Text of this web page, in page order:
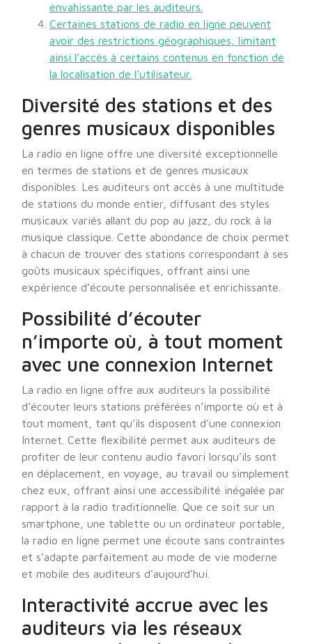
envahissante par les auditeurs.
Certaines stations de radio en ligne peuvent
avoir des restrictions géographiques, limitant
ainsi l’accès à certains contenus en fonction de
la localisation de l’utilisateur.
Diversité des stations et des
genres musicaux disponibles
La radio en ligne offre une diversité exceptionnelle
en termes de stations et de genres musicaux
disponibles. Les auditeurs ont accès à une multitude
de stations du monde entier, diffusant des styles
musicaux variés allant du pop au jazz, du rock à la
musique classique. Cette abondance de choix permet
à chacun de trouver des stations correspondant à ses
goûts musicaux spécifiques, offrant ainsi une
expérience d’écoute personnalisée et enrichissante.
Possibilité d’écouter
n’importe où, à tout moment
avec une connexion Internet
La radio en ligne offre aux auditeurs la possibilité
d’écouter leurs stations préférées n’importe où et à
tout moment, tant qu’ils disposent d’une connexion
Internet. Cette flexibilité permet aux auditeurs de
profiter de leur contenu audio favori lorsqu’ils sont
en déplacement, en voyage, au travail ou simplement
chez eux, offrant ainsi une accessibilité inégalée par
rapport à la radio traditionnelle. Que ce soit sur un
smartphone, une tablette ou un ordinateur portable,
la radio en ligne permet une écoute sans contraintes
et s’adapte parfaitement au mode de vie moderne
et mobile des auditeurs d’aujourd’hui.
Interactivité accrue avec les
auditeurs via les réseaux